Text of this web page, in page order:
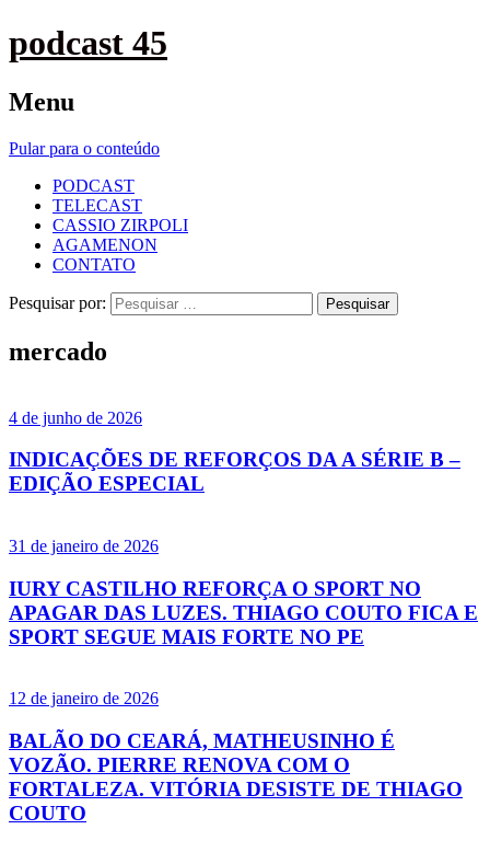
podcast 45
Menu
Pular para o conteúdo
PODCAST
TELECAST
CASSIO ZIRPOLI
AGAMENON
CONTATO
Pesquisar por:
mercado
4 de junho de 2026
INDICAÇÕES DE REFORÇOS DA A SÉRIE B –
EDIÇÃO ESPECIAL
31 de janeiro de 2026
IURY CASTILHO REFORÇA O SPORT NO
APAGAR DAS LUZES. THIAGO COUTO FICA E
SPORT SEGUE MAIS FORTE NO PE
12 de janeiro de 2026
BALÃO DO CEARÁ, MATHEUSINHO É
VOZÃO. PIERRE RENOVA COM O
FORTALEZA. VITÓRIA DESISTE DE THIAGO
COUTO